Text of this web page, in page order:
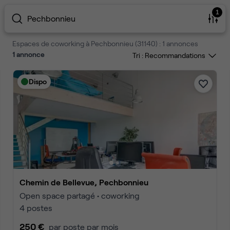
Pechbonnieu
1
Espaces de coworking à Pechbonnieu (31140) : 1 annonces
1annonce Tri :
Dispo
Chemin de Bellevue, Pechbonnieu
Open space partagé • coworking
4 postes
250 € par poste par mois